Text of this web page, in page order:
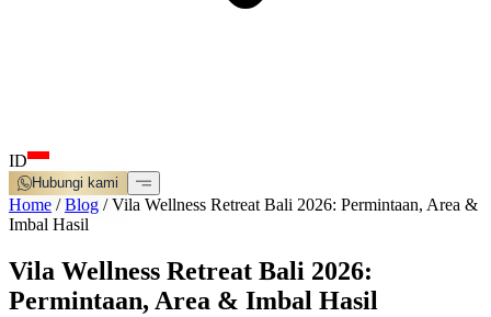
ID
Hubungi kami
Home /Blog /Vila Wellness Retreat Bali 2026: Permintaan, Area &
Imbal Hasil
Vila Wellness Retreat Bali 2026:
Permintaan, Area & Imbal Hasil